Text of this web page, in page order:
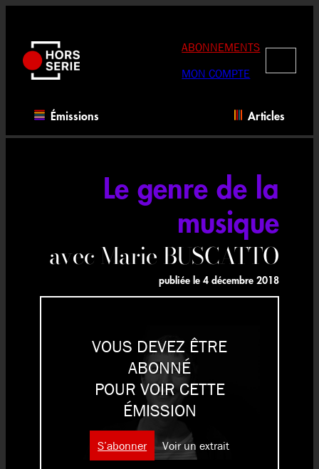
contenu
ABONNEMENTS
MON COMPTE
Émissions Articles
Le genre de la
musique
avec Marie BUSCATTO
publiée le 4 décembre 2018
VOUS DEVEZ ÊTRE
ABONNÉ
POUR VOIR CETTE
ÉMISSION
S’abonner Voir un extrait